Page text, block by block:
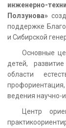
инженерно-
Ползунова»
поддержке
и Сибирской
Основные
детей,
области
ведения научно-
Центр